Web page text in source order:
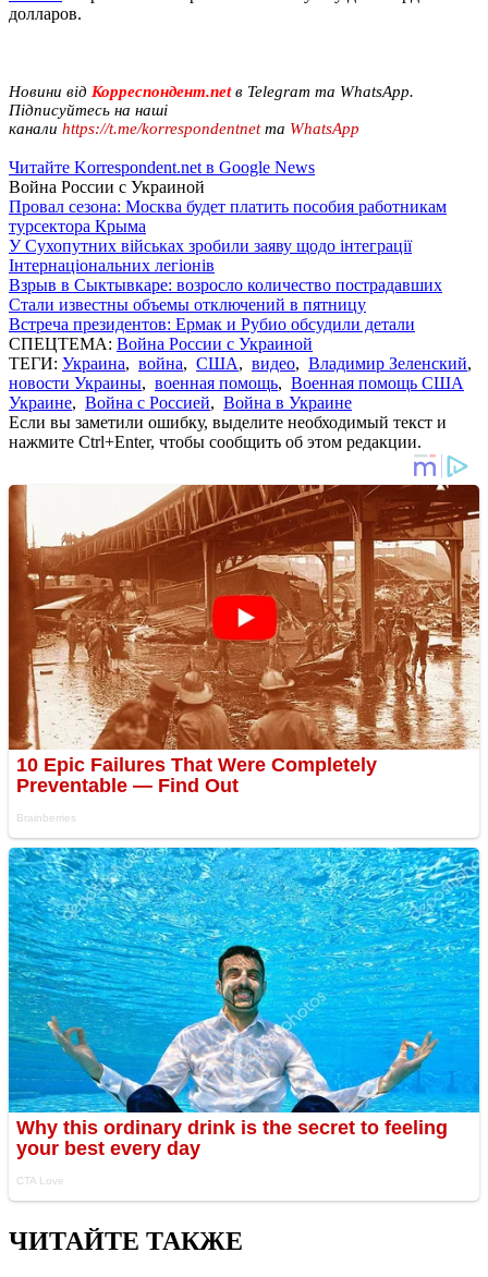
долларов.
Новини від Корреспондент.netв Telegram та WhatsApp.
Підписуйтесь на наші
канали https://t.me/korrespondentnetта WhatsApp
Читайте Korrespondent.net в Google News
Война России с Украиной
Провал сезона: Москва будет платить пособия работникам
турсектора Крыма
У Сухопутних військах зробили заяву щодо інтеграції
Інтернаціональних легіонів
Взрыв в Сыктывкаре: возросло количество пострадавших
Стали известны объемы отключений в пятницу
Встреча президентов: Ермак и Рубио обсудили детали
СПЕЦТЕМА: Война России с Украиной
ТЕГИ: Украина, война, США, видео, Владимир Зеленский,
новости Украины, военная помощь, Военная помощь США
Украине, Война с Россией, Война в Украине
Если вы заметили ошибку, выделите необходимый текст и
нажмите Ctrl+Enter, чтобы сообщить об этом редакции.
ЧИТАЙТЕ ТАКЖЕ